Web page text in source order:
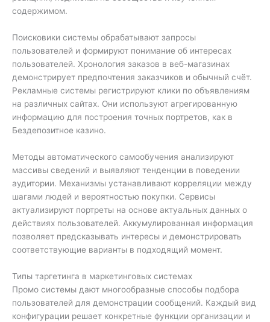
содержимом.
Поисковики системы обрабатывают запросы
пользователей и формируют понимание об интересах
пользователей. Хронология заказов в веб-магазинах
демонстрирует предпочтения заказчиков и обычный счёт.
Рекламные системы регистрируют клики по объявлениям
на различных сайтах. Они используют агрегированную
информацию для построения точных портретов, как в
Бездепозитное казино.
Методы автоматического самообучения анализируют
массивы сведений и выявляют тенденции в поведении
аудитории. Механизмы устанавливают корреляции между
шагами людей и вероятностью покупки. Сервисы
актуализируют портреты на основе актуальных данных о
действиях пользователей. Аккумулированная информация
позволяет предсказывать интересы и демонстрировать
соответствующие варианты в подходящий момент.
Типы таргетинга в маркетинговых системах
Промо системы дают многообразные способы подбора
пользователей для демонстрации сообщений. Каждый вид
конфигурации решает конкретные функции организации и